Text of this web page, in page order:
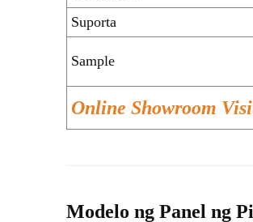
Suporta
Sample
Online Showroom
Modelo ng Panel ng